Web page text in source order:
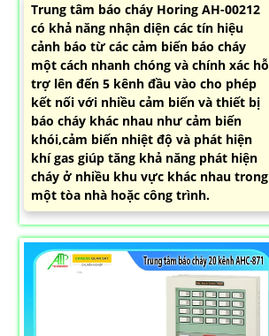
Trung tâm báo cháy Horing AH-00212
có khả năng nhận diện các tín hiệu
cảnh báo từ các cảm biến báo cháy
một cách nhanh chóng và chính xác hỗ
trợ lên đến 5 kênh đầu vào cho phép
kết nối với nhiều cảm biến và thiết bị
báo cháy khác nhau như cảm biến
khói,cảm biến nhiệt độ và phát hiện
khí gas giúp tăng khả năng phát hiện
cháy ở nhiều khu vực khác nhau trong
một tòa nhà hoặc công trình.